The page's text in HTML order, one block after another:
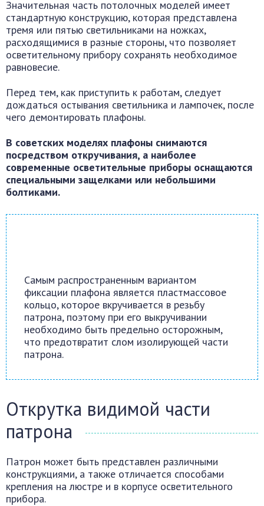
Значительная часть потолочных моделей имеет
стандартную конструкцию, которая представлена
тремя или пятью светильниками на ножках,
расходящимися в разные стороны, что позволяет
осветительному прибору сохранять необходимое
равновесие.
Перед тем, как приступить к работам, следует
дождаться остывания светильника и лампочек, после
чего демонтировать плафоны.
В советских моделях плафоны снимаются
посредством откручивания, а наиболее
современные осветительные приборы оснащаются
специальными защелками или небольшими
болтиками.
Самым распространенным вариантом
фиксации плафона является пластмассовое
кольцо, которое вкручивается в резьбу
патрона, поэтому при его выкручивании
необходимо быть предельно осторожным,
что предотвратит слом изолирующей части
патрона.
Открутка видимой части
патрона
Патрон может быть представлен различными
конструкциями, а также отличается способами
крепления на люстре и в корпусе осветительного
прибора.